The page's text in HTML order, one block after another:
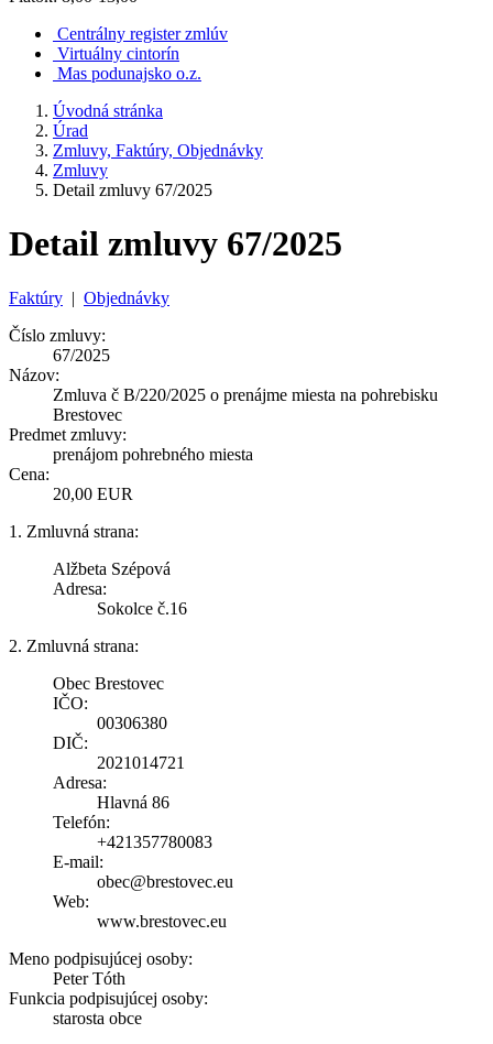
Centrálny register zmlúv
Virtuálny cintorín
Mas podunajsko o.z.
Úvodná stránka
Úrad
Zmluvy, Faktúry, Objednávky
Zmluvy
Detail zmluvy 67/2025
Detail zmluvy 67/2025
Faktúry | Objednávky
Číslo zmluvy:
67/2025
Názov:
Zmluva č B/220/2025 o prenájme miesta na pohrebisku
Brestovec
Predmet zmluvy:
prenájom pohrebného miesta
Cena:
20,00 EUR
1. Zmluvná strana:
Alžbeta Szépová
Adresa:
Sokolce č.16
2. Zmluvná strana:
Obec Brestovec
IČO:
00306380
DIČ:
2021014721
Adresa:
Hlavná 86
Telefón:
+421357780083
E-mail:
obec@brestovec.eu
Web:
www.brestovec.eu
Meno podpisujúcej osoby:
Peter Tóth
Funkcia podpisujúcej osoby:
starosta obce